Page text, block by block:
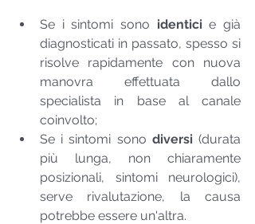
Se i sintomi sono identici e già
diagnosticati in passato, spesso si
risolve rapidamente con nuova
manovra effettuata dallo
specialista in base al canale
coinvolto;
Se i sintomi sono diversi (durata
più lunga, non chiaramente
posizionali, sintomi neurologici),
serve rivalutazione, la causa
potrebbe essere un'altra.